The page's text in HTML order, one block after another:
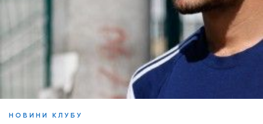
НОВИНИ КЛУБУ